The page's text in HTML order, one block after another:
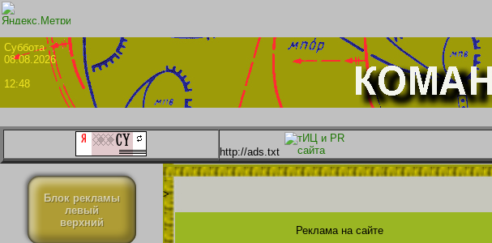
Суббота
08.08.2026
12:48
http://ads.txt
Блок рекламы
левый
верхний
>
Реклама на сайте